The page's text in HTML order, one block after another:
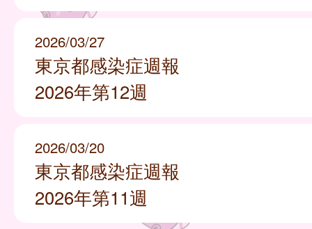
2026/03/27
東京都感染症週報
2026年第12週
2026/03/20
東京都感染症週報
2026年第11週